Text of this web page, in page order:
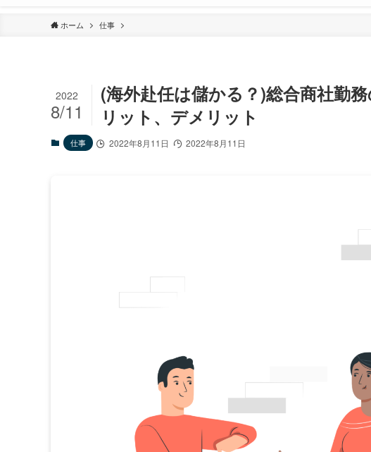
ホーム 仕事
(海外赴任は儲かる？)総合商社勤
リット、デメリット
2022
8/11
仕事 2022年8月11日 2022年8月11日